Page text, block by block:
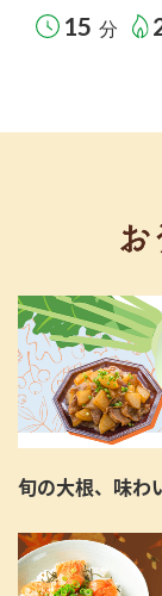
15 分
旬の大根、味わ